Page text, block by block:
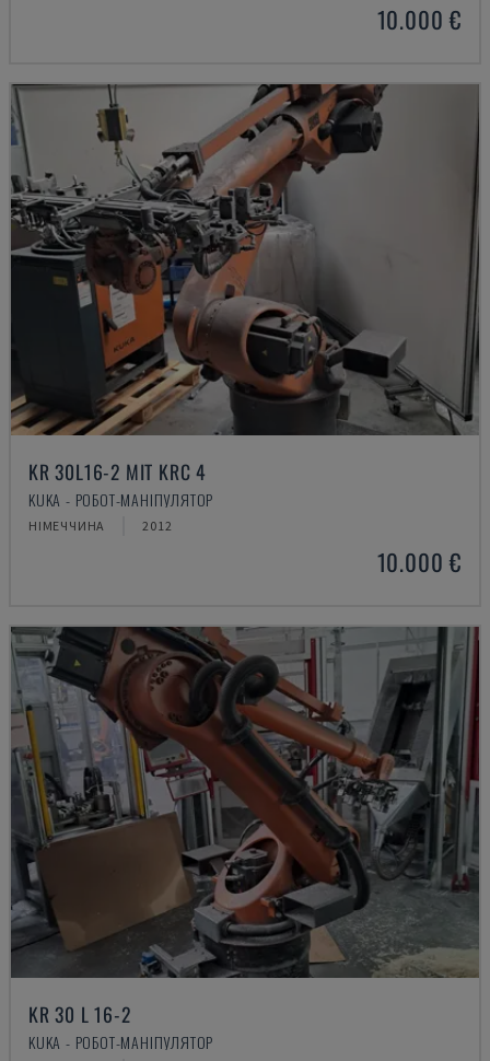
10.000 €
KR 30L16-2 MIT KRC 4
KUKA - РОБОТ-МАНІПУЛЯТОР
НІМЕЧЧИНА 2012
10.000 €
KR 30 L 16-2
KUKA - РОБОТ-МАНІПУЛЯТОР